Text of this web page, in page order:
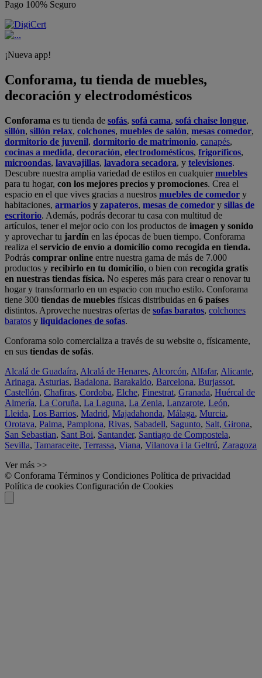
Pago 100% Seguro
¡Nueva app!
Conforama, tu tienda de muebles,
decoración y electrodomésticos
Conforama es tu tienda de sofás, sofá cama, sofá chaise longue,
sillón, sillón relax, colchones, muebles de salón, mesas comedor,
dormitorio de juvenil, dormitorio de matrimonio, canapés,
cocinas a medida, decoración, electrodomésticos, frigoríficos,
microondas, lavavajillas, lavadora secadora, y televisiones.
Descubre nuestra amplia variedad de estilos en cualquiermuebles
para tu hogar, con los mejores precios y promociones. Crea el
espacio en el que vives gracias a nuestros muebles de comedor y
habitaciones, armarios y zapateros, mesas de comedor y sillas de
escritorio. Además, podrás decorar tu casa con multitud de
artículos, tener el mejor ocio con los productos de imagen y sonido
y aprovechar tu jardín en las épocas de buen tiempo. Conforama
realiza el servicio de envío a domicilio como recogida en tienda.
Podrás comprar online entre nuestra gama de más de 7.000
productos y recibirlo en tu domicilio, o bien con recogida gratis
en nuestras tiendas física. No esperes más para crear o renovar tu
hogar y transformarlo en un espacio con mucho estilo. Conforama
tiene 300 tiendas de muebles físicas distribuidas en 6 países
distintos. Aproveche nuestras ofertas de sofas baratos, colchones
baratos y liquidaciones de sofas.
Conforama solo comercializa a través de su website o, físicamente,
en sus tiendas de sofás.
Alcalá de Guadaíra, Alcalá de Henares, Alcorcón, Alfafar, Alicante,
Arinaga, Asturias, Badalona, Barakaldo, Barcelona, Burjassot,
Castellón, Chafiras, Cordoba, Elche, Finestrat, Granada, Huércal de
Almería, La Coruña, La Laguna, La Zenia, Lanzarote, León,
Lleida, Los Barrios, Madrid, Majadahonda, Málaga, Murcia,
Orotava, Palma, Pamplona, Rivas, Sabadell, Sagunto, Salt, Girona,
San Sebastian, Sant Boi, Santander, Santiago de Compostela,
Sevilla, Tamaraceite, Terrassa, Viana, Vilanova i la Geltrú, Zaragoza
Ver más >>
© Conforama Términos y Condiciones Política de privacidad
Política de cookies Configuración de Cookies